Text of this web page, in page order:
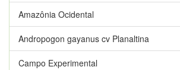
Amazônia Ocidental
Andropogon gayanus cv Planaltina
Campo Experimental